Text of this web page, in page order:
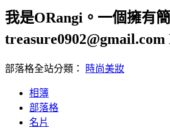
我是ORangi。一個擁有
部落格全站分類： 時尚美妝
相簿
部落格
名片